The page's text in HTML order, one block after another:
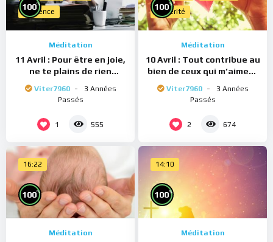
Présence
100%
Méditation
11 Avril : Pour être en joie,
ne te plains de rien
Viter7960
3 Années
Passés
1 555
Sincérité
100%
Méditation
10 Avril : Tout contribue au
bien de ceux qui m’aiment
Viter7960
3 Années
Passés
2 674
16:22
100%
Méditation
14:10
100%
Méditation